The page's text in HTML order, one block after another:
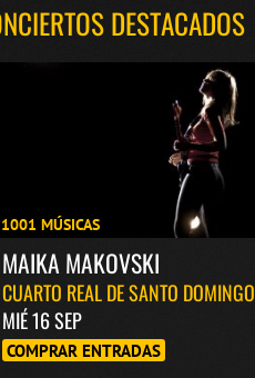
DESTACADOS
1001 MÚSICAS
MAIKA MAKOVSKI
CUARTO REAL DE SANTO DOMINGO
MIÉ 16 SEP
COMPRAR ENTRADAS